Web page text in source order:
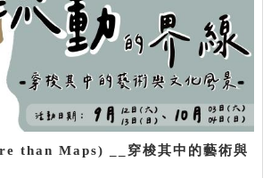
than Maps) __穿梭其中的藝術與